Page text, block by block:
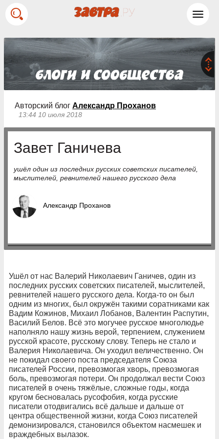
Авторский блог Александр Проханов
13:44 10 июля 2018
Завет Ганичева
ушёл один из последних русских советских писателей,
мыслителей, ревнителей нашего русского дела
Александр Проханов
Ушёл от нас Валерий Николаевич Ганичев, один из
последних русских советских писателей, мыслителей,
ревнителей нашего русского дела. Когда-то он был
одним из многих, был окружён такими соратниками как
Вадим Кожинов, Михаил Лобанов, Валентин Распутин,
Василий Белов. Всё это могучее русское многолюдье
наполняло нашу жизнь верой, терпением, служением
русской красоте, русскому слову. Теперь не стало и
Валерия Николаевича. Он уходил величественно. Он
не покидал своего поста председателя Союза
писателей России, превозмогая хворь, превозмогая
боль, превозмогая потери. Он продолжал вести Союз
писателей в очень тяжёлые, сложные годы, когда
кругом бесновалась русофобия, когда русские
писатели отодвигались всё дальше и дальше от
центра общественной жизни, когда Союз писателей
демонизировался, становился объектом насмешек и
враждебных вылазок.